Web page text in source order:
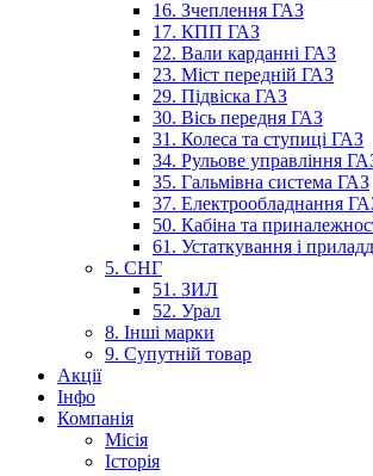
16. Зчеплення ГАЗ
17. КПП ГАЗ
22. Вали карданні ГАЗ
23. Міст передній ГАЗ
29. Підвіска ГАЗ
30. Вісь передня ГАЗ
31. Колеса та ступиці ГАЗ
34. Рульове управління
35. Гальмівна система ГАЗ
37. Електрообладнання
50. Кабіна та
61. Устаткування і
5. СНГ
51. ЗИЛ
52. Урал
8. Інші марки
9. Супутній товар
Акції
Інфо
Компанія
Місія
Історія